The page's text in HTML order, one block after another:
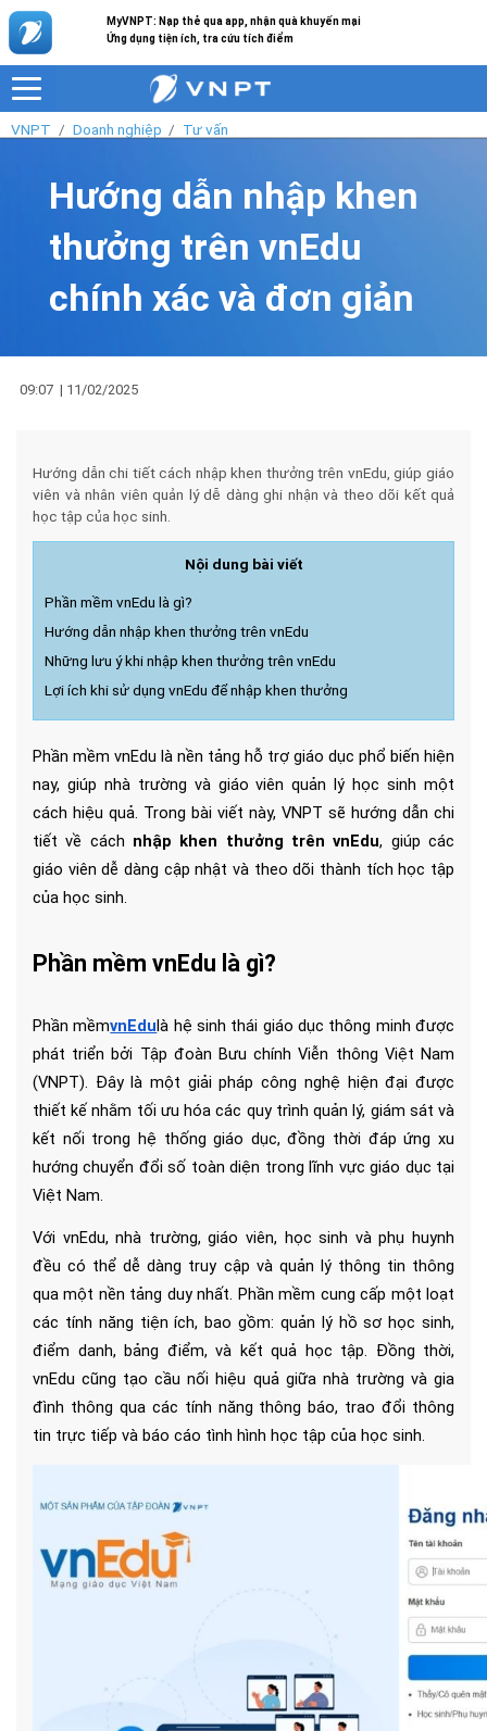
MyVNPT: Nạp thẻ qua app, nhận quà khuyến mại
Ứng dụng tiện ích, tra cứu tích điểm
VNPT Doanh nghiệp Tư vấn
Hướng dẫn nhập khen
thưởng trên vnEdu
chính xác và đơn giản
09:07 | 11/02/2025
Hướng dẫn chi tiết cách nhập khen thưởng trên vnEdu, giúp giáo
viên và nhân viên quản lý dễ dàng ghi nhận và theo dõi kết quả
học tập của học sinh.
Nội dung bài viết
Phần mềm vnEdu là gì?
Hướng dẫn nhập khen thưởng trên vnEdu
Những lưu ý khi nhập khen thưởng trên vnEdu
Lợi ích khi sử dụng vnEdu để nhập khen thưởng
Phần mềm vnEdu là nền tảng hỗ trợ giáo dục phổ biến hiện
nay, giúp nhà trường và giáo viên quản lý học sinh một
cách hiệu quả. Trong bài viết này, VNPT sẽ hướng dẫn chi
tiết về cách nhập khen thưởng trên vnEdu, giúp các
giáo viên dễ dàng cập nhật và theo dõi thành tích học tập
của học sinh.
Phần mềm vnEdu là gì?
Phần mềmvnEdulà hệ sinh thái giáo dục thông minh được
phát triển bởi Tập đoàn Bưu chính Viễn thông Việt Nam
(VNPT). Đây là một giải pháp công nghệ hiện đại được
thiết kế nhằm tối ưu hóa các quy trình quản lý, giám sát và
kết nối trong hệ thống giáo dục, đồng thời đáp ứng xu
hướng chuyển đổi số toàn diện trong lĩnh vực giáo dục tại
Việt Nam.
Với vnEdu, nhà trường, giáo viên, học sinh và phụ huynh
đều có thể dễ dàng truy cập và quản lý thông tin thông
qua một nền tảng duy nhất. Phần mềm cung cấp một loạt
các tính năng tiện ích, bao gồm: quản lý hồ sơ học sinh,
điểm danh, bảng điểm, và kết quả học tập. Đồng thời,
vnEdu cũng tạo cầu nối hiệu quả giữa nhà trường và gia
đình thông qua các tính năng thông báo, trao đổi thông
tin trực tiếp và báo cáo tình hình học tập của học sinh.